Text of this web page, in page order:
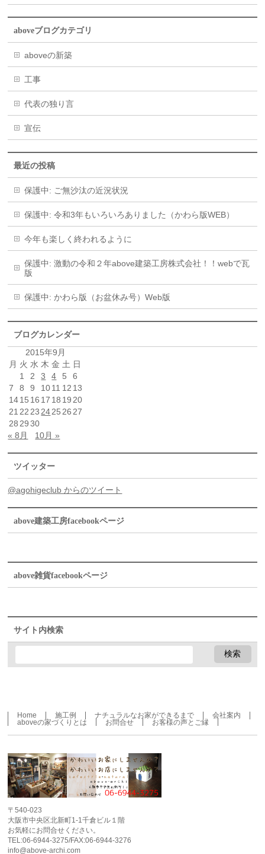
aboveブログカテゴリ
aboveの新築
工事
代表の独り言
宣伝
最近の投稿
保護中: ご無沙汰の近況状況
保護中: 令和3年もいろいろありました（かわら版WEB）
今年も楽しく終われるように
保護中: 激動の令和２年above建築工房株式会社！！webで瓦
版
保護中: かわら版（お盆休み号）Web版
ブログカレンダー
2015年9月
月 火 水 木 金 土 日
1
2 3 4 5
6
7
8 9 1011 12 13
1415 16 17 18 19 20
21 22 23 2425 26 27
28 29 30
« 8月
10月 »
ツイッター
@agohigeclub からのツイート
above建築工房facebookページ
above雑貨facebookページ
サイト内検索
Home 施工例 ナチュラルなお家ができるまで
会社案内
aboveの家づくりとは
お問合せ お客様の声とご縁
〒540-023
大阪市中央区北新町1-1千倉ビル１階
お気軽にお問合せください。
TEL:06-6944-3275/FAX:06-6944-3276
info@above-archi.com